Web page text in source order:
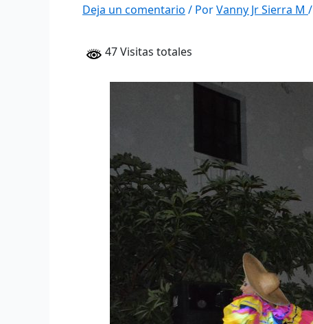
Deja un comentario / PorVanny Jr Sierra M /
47 Visitas totales